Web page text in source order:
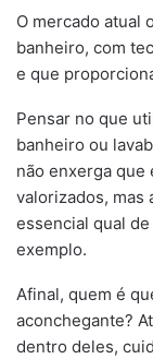
O mercado atual
banheiro, com
e que
Pensar no que
banheiro ou
não enxerga que
valorizados, mas
essencial qual
exemplo.
Afinal, quem é
aconchegante?
dentro deles,